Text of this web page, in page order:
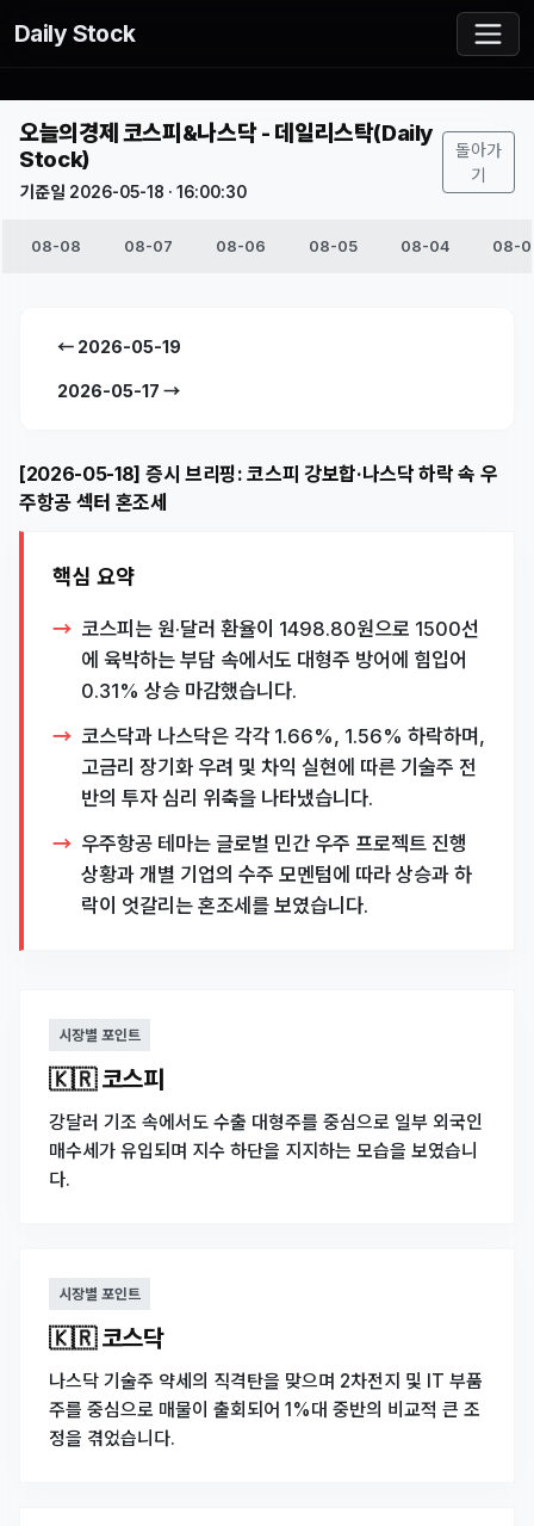
Daily Stock
오늘의경제 코스피&나스닥 - 데일리스탁(Daily
Stock)
기준일 2026-05-18 · 16:00:30
돌아가
기
08-08 08-07 08-06 08-05 08-04 08-
← 2026-05-19
2026-05-17 →
[2026-05-18] 증시 브리핑: 코스피 강보합·나스닥 하락 속 우
주항공 섹터 혼조세
핵심 요약
코스피는 원·달러 환율이 1498.80원으로 1500선
에 육박하는 부담 속에서도 대형주 방어에 힘입어
0.31% 상승 마감했습니다.
코스닥과 나스닥은 각각 1.66%, 1.56% 하락하며,
고금리 장기화 우려 및 차익 실현에 따른 기술주 전
반의 투자 심리 위축을 나타냈습니다.
우주항공 테마는 글로벌 민간 우주 프로젝트 진행
상황과 개별 기업의 수주 모멘텀에 따라 상승과 하
락이 엇갈리는 혼조세를 보였습니다.
시장별 포인트
🇰🇷 코스피
강달러 기조 속에서도 수출 대형주를 중심으로 일부 외국인
매수세가 유입되며 지수 하단을 지지하는 모습을 보였습니
다.
시장별 포인트
🇰🇷 코스닥
나스닥 기술주 약세의 직격탄을 맞으며 2차전지 및 IT 부품
주를 중심으로 매물이 출회되어 1%대 중반의 비교적 큰 조
정을 겪었습니다.